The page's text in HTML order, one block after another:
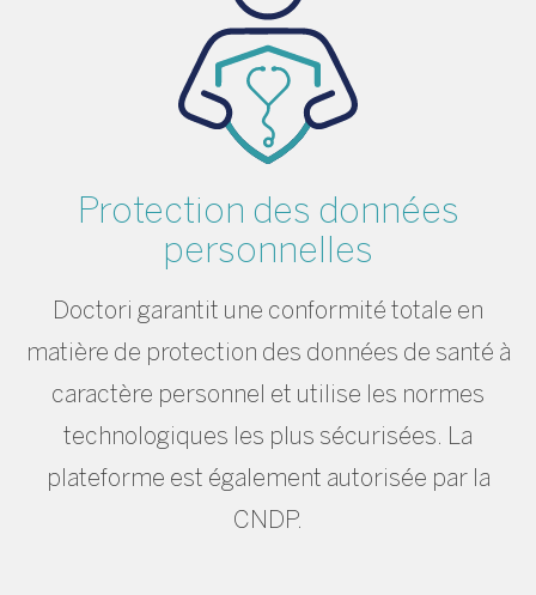
Protection des données
personnelles
Doctori garantit une conformité totale en
matière de protection des données de santé à
caractère personnel et utilise les normes
technologiques les plus sécurisées. La
plateforme est également autorisée par la
CNDP.